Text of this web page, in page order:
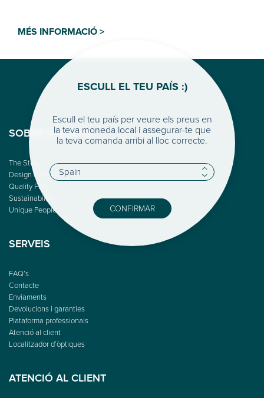
MÉS INFORMACIÓ >
SOBRE WOODYS
The Story
Design & Color
Quality First
Sustainability
Unique People
SERVEIS
FAQ’s
Contacte
Enviaments
Devolucions i garanties
Plataforma professionals
Atenció al client
Localitzador d’òptiques
ATENCIÓ AL CLIENT
ESCULL EL TEU PAÍS :)
Escull el teu país per veure els preus en
la teva moneda local i assegurar-te que
la teva comanda arribi al lloc correcte.
CONFIRMAR